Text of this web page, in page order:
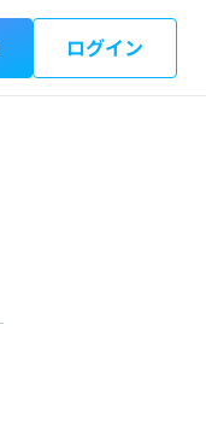
ログイン